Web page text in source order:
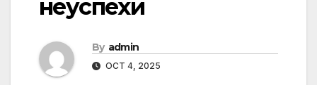
неуспехи
By admin
OCT 4, 2025